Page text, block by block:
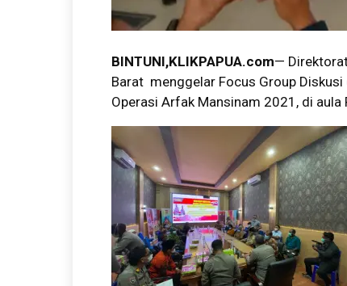
BINTUNI,KLIKPAPUA.com—
Barat menggelar Focus Group
Operasi Arfak Mansinam 2021, di